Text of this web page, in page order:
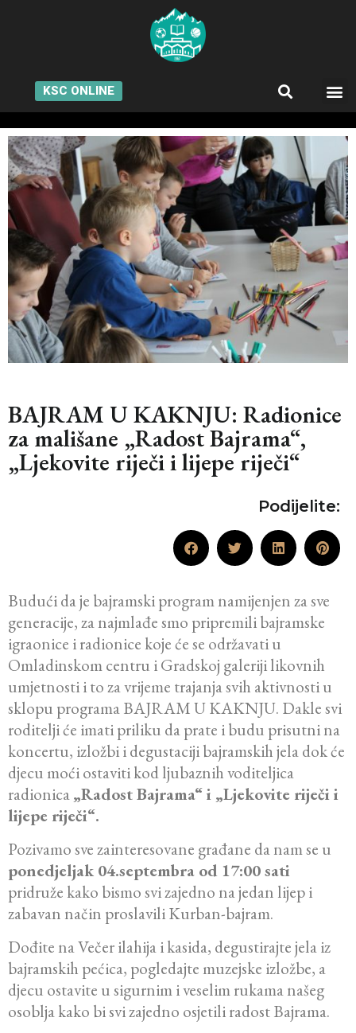
KSC ONLINE
BAJRAM U KAKNJU: Radionice
za mališane „Radost Bajrama“,
„Ljekovite riječi i lijepe riječi“
Podijelite:
Budući da je bajramski program namijenjen za sve
generacije, za najmlađe smo pripremili bajramske
igraonice i radionice koje će se održavati u
Omladinskom centru i Gradskoj galeriji likovnih
umjetnosti i to za vrijeme trajanja svih aktivnosti u
sklopu programa BAJRAM U KAKNJU. Dakle svi
roditelji će imati priliku da prate i budu prisutni na
koncertu, izložbi i degustaciji bajramskih jela dok će
djecu moći ostaviti kod ljubaznih voditeljica
radionica„Radost Bajrama“ i „Ljekovite riječi i
lijepe riječi“.
Pozivamo sve zainteresovane građane da nam se u
ponedjeljak 04.septembra od 17:00 sati
pridruže kako bismo svi zajedno na jedan lijep i
zabavan način proslavili Kurban-bajram.
Dođite na Večer ilahija i kasida, degustirajte jela iz
bajramskih pećica, pogledajte muzejske izložbe, a
djecu ostavite u sigurnim i veselim rukama našeg
osoblja kako bi svi zajedno osjetili radost Bajrama.